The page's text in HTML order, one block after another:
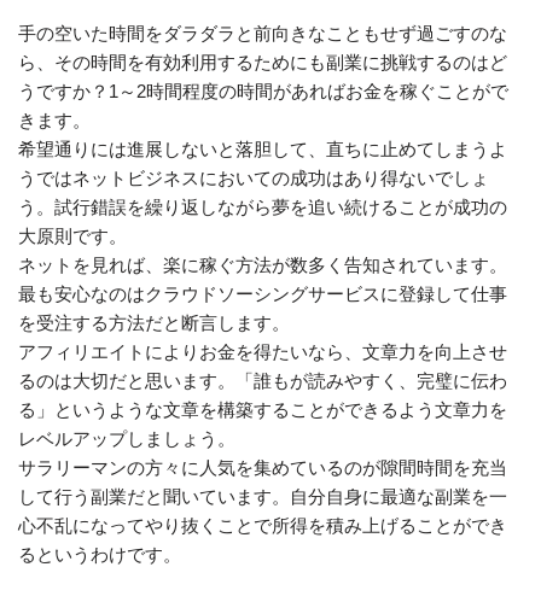
手の空いた時間をダラダラと前向きなこともせず過ごすのな
ら、その時間を有効利用するためにも副業に挑戦するのはど
うですか？1～2時間程度の時間があればお金を稼ぐことがで
きます。
希望通りには進展しないと落胆して、直ちに止めてしまうよ
うではネットビジネスにおいての成功はあり得ないでしょ
う。試行錯誤を繰り返しながら夢を追い続けることが成功の
大原則です。
ネットを見れば、楽に稼ぐ方法が数多く告知されています。
最も安心なのはクラウドソーシングサービスに登録して仕事
を受注する方法だと断言します。
アフィリエイトによりお金を得たいなら、文章力を向上させ
るのは大切だと思います。「誰もが読みやすく、完璧に伝わ
る」というような文章を構築することができるよう文章力を
レベルアップしましょう。
サラリーマンの方々に人気を集めているのが隙間時間を充当
して行う副業だと聞いています。自分自身に最適な副業を一
心不乱になってやり抜くことで所得を積み上げることができ
るというわけです。